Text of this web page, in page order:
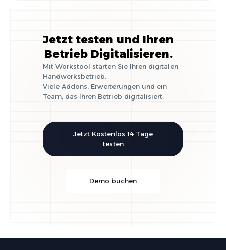
Jetzt testen und Ihren
Betrieb Digitalisieren.
Mit Workstool starten Sie Ihren digitalen
Handwerksbetrieb.
Viele Addons, Erweiterungen und ein
Team, das Ihren Betrieb digitalisiert.
Jetzt Kostenlos 14 Tage
testen
Demo buchen